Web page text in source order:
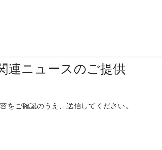
連ニュースのご提供
ご確認のうえ、送信してください。